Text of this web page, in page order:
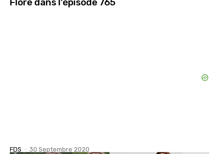
FDS - 30 Septembre 2020